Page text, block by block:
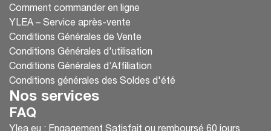
Comment commander en ligne
YLEA – Service après-vente
Conditions Générales de Vente
Conditions Générales d'utilisation
Conditions Générales d’Affiliation
Conditions générales des Soldes d'été
Nos services
FAQ